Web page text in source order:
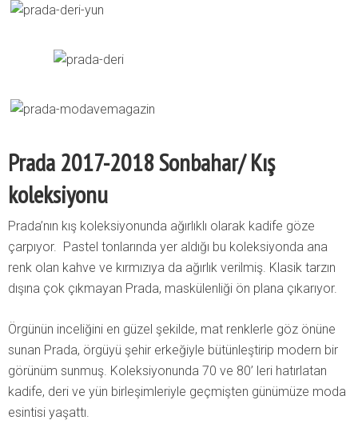
Prada 2017-2018 Sonbahar/ Kış
koleksiyonu
Prada’nın kış koleksiyonunda ağırlıklı olarak kadife göze
çarpıyor. Pastel tonlarında yer aldığı bu koleksiyonda ana
renk olan kahve ve kırmızıya da ağırlık verilmiş. Klasik tarzın
dışına çok çıkmayan Prada, maskülenliği ön plana çıkarıyor.
Örgünün inceliğini en güzel şekilde, mat renklerle göz önüne
sunan Prada, örgüyü şehir erkeğiyle bütünleştirip modern bir
görünüm sunmuş. Koleksiyonunda 70 ve 80’ leri hatırlatan
kadife, deri ve yün birleşimleriyle geçmişten günümüze moda
esintisi yaşattı.